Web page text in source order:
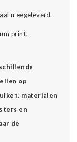
meegeleverd.
print,
op
materialen
en
de